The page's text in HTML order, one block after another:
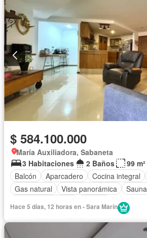
$ 584.100.000
María Auxiliadora, Sabaneta
3 Habitaciones
2 Baños
99 m²
Balcón
Aparcadero Cocina integral
Gas natural
Vista panorámica
Sauna
Hace 5 días, 12 horas en - Sara Marín